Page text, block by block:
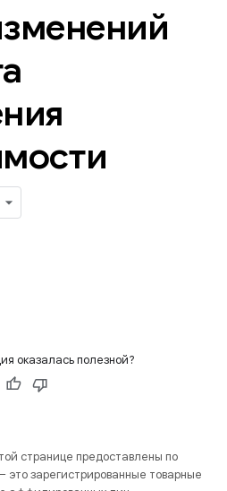
оказалась полезной?
странице предоставлены по
это зарегистрированные товарные